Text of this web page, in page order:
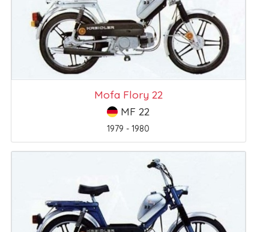
Mofa Flory 22
MF 22
1979 - 1980